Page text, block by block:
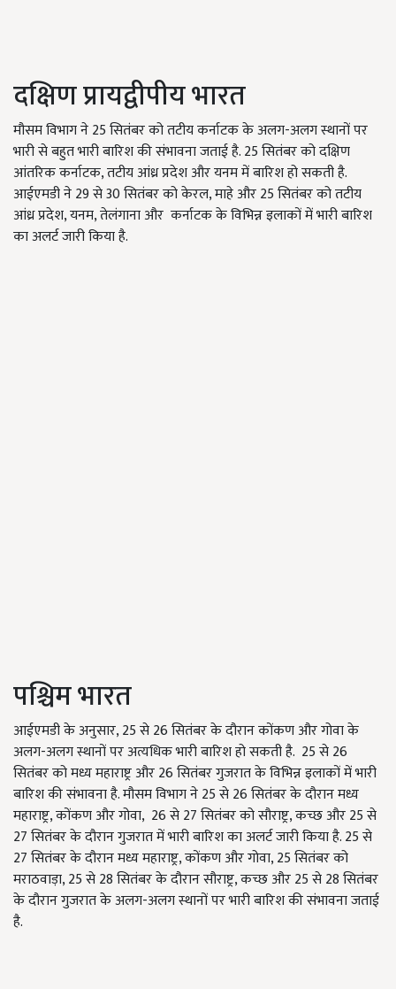
दक्षिण प्रायद्वीपीय भारत
मौसम विभाग ने 25 सितंबर को तटीय कर्नाटक के अलग-अलग स्थानों पर
भारी से बहुत भारी बारिश की संभावना जताई है. 25 सितंबर को दक्षिण
आंतरिक कर्नाटक, तटीय आंध्र प्रदेश और यनम में बारिश हो सकती है.
आईएमडी ने 29 से 30 सितंबर को केरल, माहे और 25 सितंबर को तटीय
आंध्र प्रदेश, यनम, तेलंगाना और कर्नाटक के विभिन्न इलाकों में भारी बारिश
का अलर्ट जारी किया है.
पश्चिम भारत
आईएमडी के अनुसार, 25 से 26 सितंबर के दौरान कोंकण और गोवा के
अलग-अलग स्थानों पर अत्यधिक भारी बारिश हो सकती है. 25 से 26
सितंबर को मध्य महाराष्ट्र और 26 सितंबर गुजरात के विभिन्न इलाकों में भारी
बारिश की संभावना है. मौसम विभाग ने 25 से 26 सितंबर के दौरान मध्य
महाराष्ट्र, कोंकण और गोवा, 26 से 27 सितंबर को सौराष्ट्र, कच्छ और 25 से
27 सितंबर के दौरान गुजरात में भारी बारिश का अलर्ट जारी किया है. 25 से
27 सितंबर के दौरान मध्य महाराष्ट्र, कोंकण और गोवा, 25 सितंबर को
मराठवाड़ा, 25 से 28 सितंबर के दौरान सौराष्ट्र, कच्छ और 25 से 28 सितंबर
के दौरान गुजरात के अलग-अलग स्थानों पर भारी बारिश की संभावना जताई
है.